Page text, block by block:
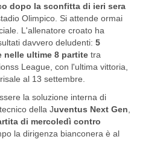
dopo la sconfitta di ieri sera
Olimpico. Si attende ormai
L'allenatore croato ha
davvero deludenti: 5
nelle ultime 8 partite tra
League, con l'ultima vittoria,
al 13 settembre.
la soluzione interna di
della Juventus Next Gen,
di mercoledì contro
la dirigenza bianconera è al